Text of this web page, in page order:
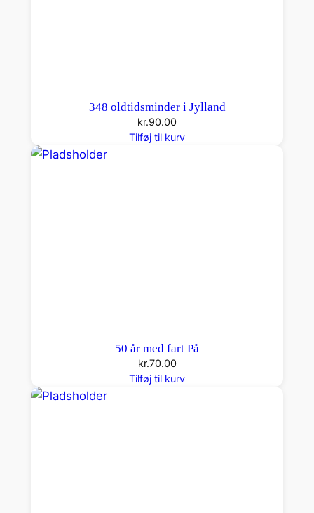
348 oldtidsminder i Jylland
kr.90.00
Tilføj til kurv
50 år med fart På
kr.70.00
Tilføj til kurv